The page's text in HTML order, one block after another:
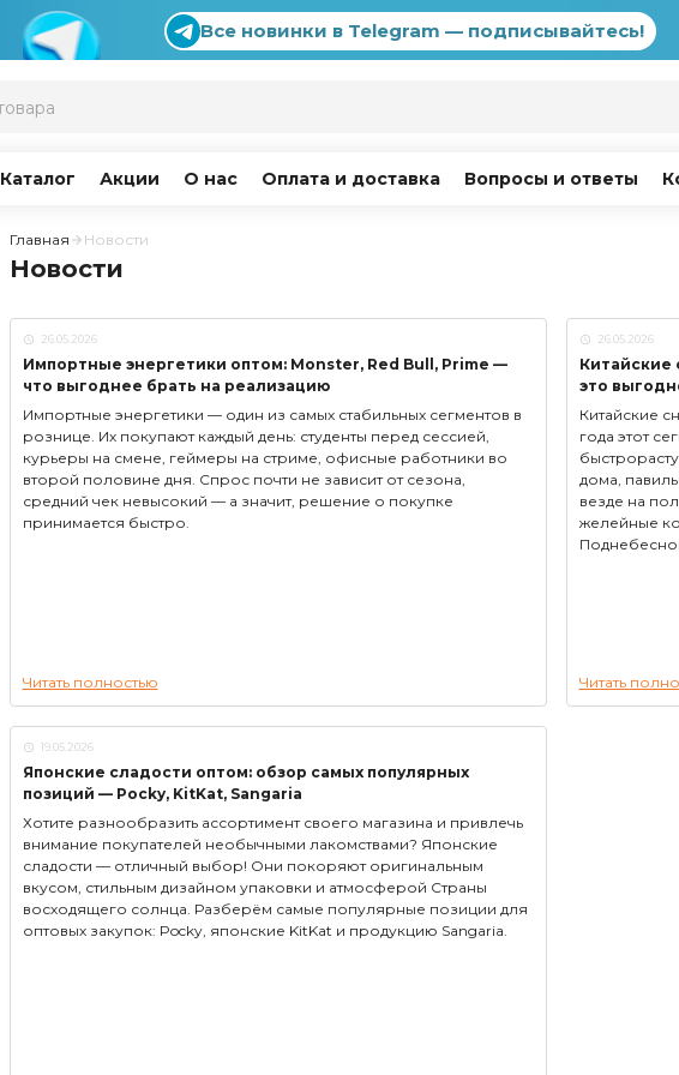
Все новинки в Telegram — подписывайтесь!
Каталог Акции О нас Оплата и доставка Вопросы и ответы
Главная Новости
Новости
26.05.2026
Импортные энергетики оптом: Monster, Red Bull, Prime —
что выгоднее брать на реализацию
Импортные энергетики — один из самых стабильных сегментов в
рознице. Их покупают каждый день: студенты перед сессией,
курьеры на смене, геймеры на стриме, офисные работники во
второй половине дня. Спрос почти не зависит от сезона,
средний чек невысокий — а значит, решение о покупке
принимается быстро.
Читать полностью
26.05.2026
Китайские
это
Китайские
года этот
дома,
везде на
желейные
Читать
19.05.2026
Японские сладости оптом: обзор самых популярных
позиций — Pocky, KitKat, Sangaria
Хотите разнообразить ассортимент своего магазина и привлечь
внимание покупателей необычными лакомствами? Японские
сладости — отличный выбор! Они покоряют оригинальным
вкусом, стильным дизайном упаковки и атмосферой Страны
восходящего солнца. Разберём самые популярные позиции для
оптовых закупок: Pocky, японские KitKat и продукцию Sangaria.